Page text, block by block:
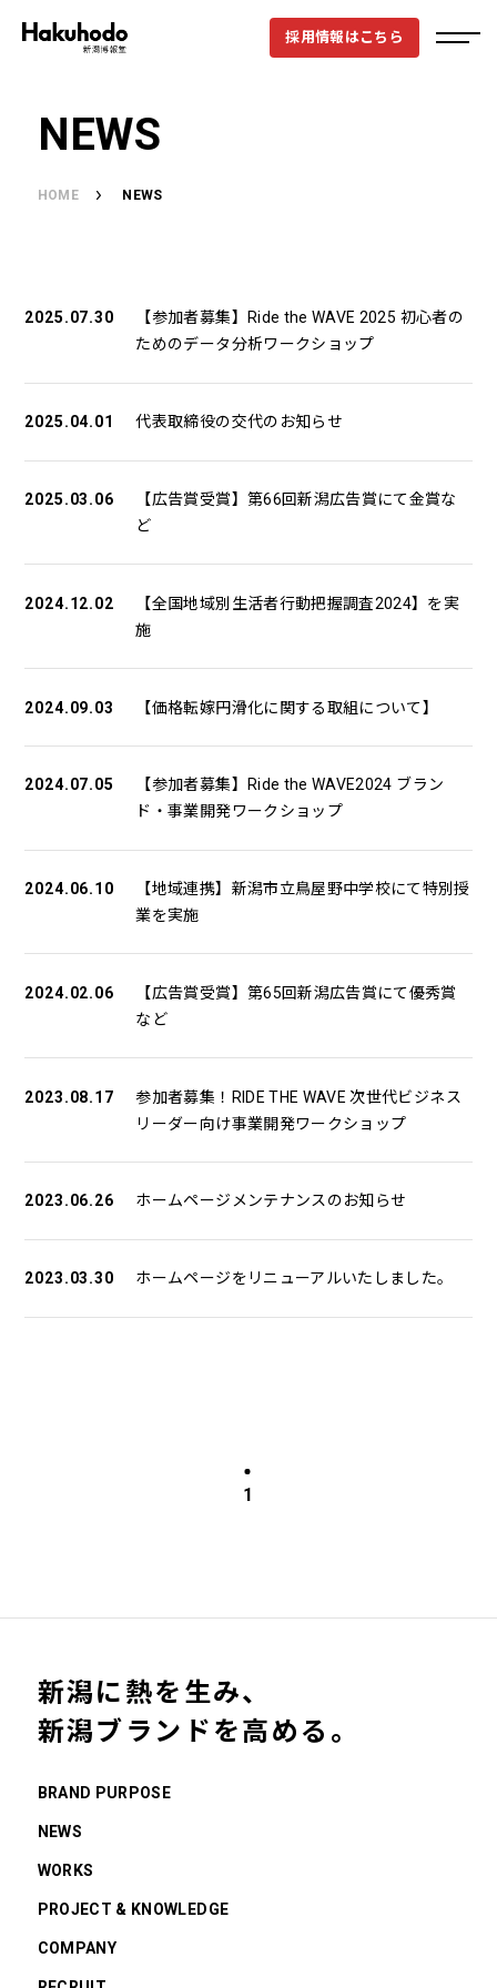
採用情報はこちら
NEWS
HOME NEWS
2025.07.30
【参加者募集】Ride the WAVE 2025 初心者の
ためのデータ分析ワークショップ
2025.04.01 代表取締役の交代のお知らせ
2025.03.06
【広告賞受賞】第66回新潟広告賞にて金賞な
ど
2024.12.02
【全国地域別生活者行動把握調査2024】を実
施
2024.09.03 【価格転嫁円滑化に関する取組について】
2024.07.05
【参加者募集】Ride the WAVE2024 ブラン
ド・事業開発ワークショップ
2024.06.10
【地域連携】新潟市立鳥屋野中学校にて特別授
業を実施
2024.02.06
【広告賞受賞】第65回新潟広告賞にて優秀賞
など
2023.08.17
参加者募集！RIDE THE WAVE 次世代ビジネス
リーダー向け事業開発ワークショップ
2023.06.26 ホームページメンテナンスのお知らせ
2023.03.30 ホームページをリニューアルいたしました。
1
新潟に熱を生み、
新潟ブランドを高める。
BRAND PURPOSE
NEWS
WORKS
PROJECT & KNOWLEDGE
COMPANY